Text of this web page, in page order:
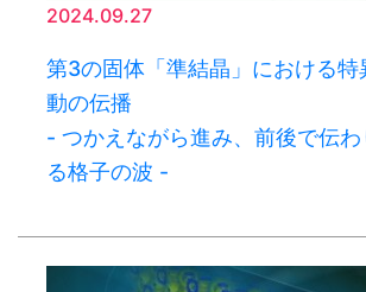
2024.09.27
第3の固体「準結晶」における特
動の伝播
- つかえながら進み、前後で伝
る格子の波 -